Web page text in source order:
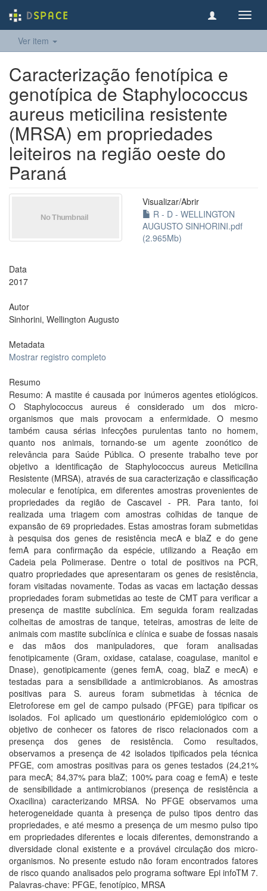
Ver item
Caracterização fenotípica e
genotípica de Staphylococcus
aureus meticilina resistente
(MRSA) em propriedades
leiteiros na região oeste do
Paraná
Visualizar/Abrir
R - D - WELLINGTON
AUGUSTO SINHORINI.pdf
(2.965Mb)
Data
2017
Autor
Sinhorini, Wellington Augusto
Metadata
Mostrar registro completo
Resumo
Resumo: A mastite é causada por inúmeros agentes etiológicos.
O Staphylococcus aureus é considerado um dos micro-
organismos que mais provocam a enfermidade. O mesmo
também causa sérias infecções purulentas tanto no homem,
quanto nos animais, tornando-se um agente zoonótico de
relevância para Saúde Pública. O presente trabalho teve por
objetivo a identificação de Staphylococcus aureus Meticilina
Resistente (MRSA), através de sua caracterização e classificação
molecular e fenotípica, em diferentes amostras provenientes de
propriedades da região de Cascavel - PR. Para tanto, foi
realizada uma triagem com amostras colhidas de tanque de
expansão de 69 propriedades. Estas amostras foram submetidas
à pesquisa dos genes de resistência mecA e blaZ e do gene
femA para confirmação da espécie, utilizando a Reação em
Cadeia pela Polimerase. Dentre o total de positivos na PCR,
quatro propriedades que apresentaram os genes de resistência,
foram visitadas novamente. Todas as vacas em lactação dessas
propriedades foram submetidas ao teste de CMT para verificar a
presença de mastite subclínica. Em seguida foram realizadas
colheitas de amostras de tanque, teteiras, amostras de leite de
animais com mastite subclínica e clínica e suabe de fossas nasais
e das mãos dos manipuladores, que foram analisadas
fenotipicamente (Gram, oxidase, catalase, coagulase, manitol e
Dnase), genotipicamente (genes femA, coag, blaZ e mecA) e
testadas para a sensibilidade a antimicrobianos. As amostras
positivas para S. aureus foram submetidas à técnica de
Eletroforese em gel de campo pulsado (PFGE) para tipificar os
isolados. Foi aplicado um questionário epidemiológico com o
objetivo de conhecer os fatores de risco relacionados com a
presença dos genes de resistência. Como resultados,
observamos a presença de 42 isolados tipificados pela técnica
PFGE, com amostras positivas para os genes testados (24,21%
para mecA; 84,37% para blaZ; 100% para coag e femA) e teste
de sensibilidade a antimicrobianos (presença de resistência a
Oxacilina) caracterizando MRSA. No PFGE observamos uma
heterogeneidade quanta à presença de pulso tipos dentro das
propriedades, e até mesmo a presença de um mesmo pulso tipo
em propriedades diferentes e locais diferentes, demonstrando a
diversidade clonal existente e a provável circulação dos micro-
organismos. No presente estudo não foram encontrados fatores
de risco quando analisados pelo programa software Epi infoTM 7.
Palavras-chave: PFGE, fenotípico, MRSA